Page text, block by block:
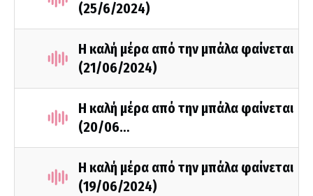
(25/6/2024)
Η καλή μέρα από την μπάλα φαίνεται
(21/06/2024)
Η καλή μέρα από την μπάλα φαίνεται
(20/06…
Η καλή μέρα από την μπάλα φαίνεται
(19/06/2024)